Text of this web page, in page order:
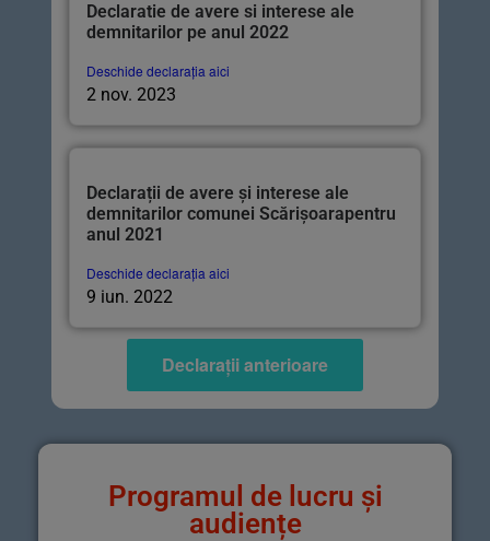
Declaratie de avere si interese ale
demnitarilor pe anul 2022
Deschide declarația aici
2 nov. 2023
Declarații de avere și interese ale
demnitarilor comunei Scărișoarapentru
anul 2021
Deschide declarația aici
9 iun. 2022
Declarații anterioare
Programul de lucru și
audiențe